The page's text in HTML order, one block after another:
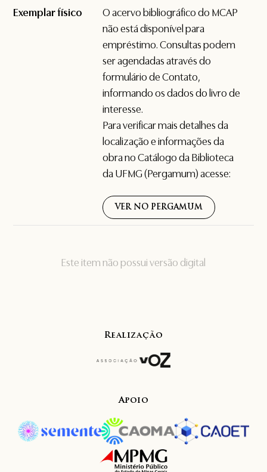
Este item não possui versão digital
Exemplar físico
O acervo bibliográfico do MCAP
não está disponível para
empréstimo. Consultas podem
ser agendadas através do
formulário deContato,
informando os dados do livro de
interesse.
Para verificar mais detalhes da
localização e informações da
obra no Catálogo da Biblioteca
da UFMG (Pergamum) acesse:
VER NO PERGAMUM
Realização
Apoio